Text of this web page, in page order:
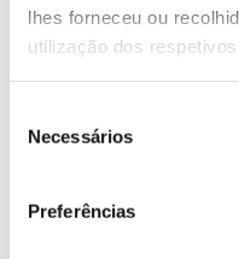
lhes forneceu ou
utilização dos
Necessários
Preferências
Genoma do priolo e
conhecer para
Registar galhas de